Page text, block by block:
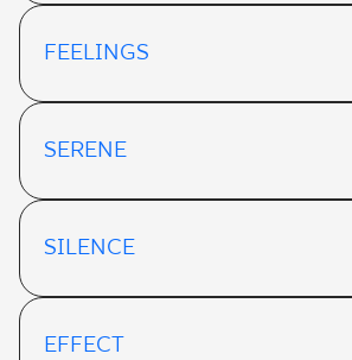
FEELINGS
SERENE
SILENCE
EFFECT